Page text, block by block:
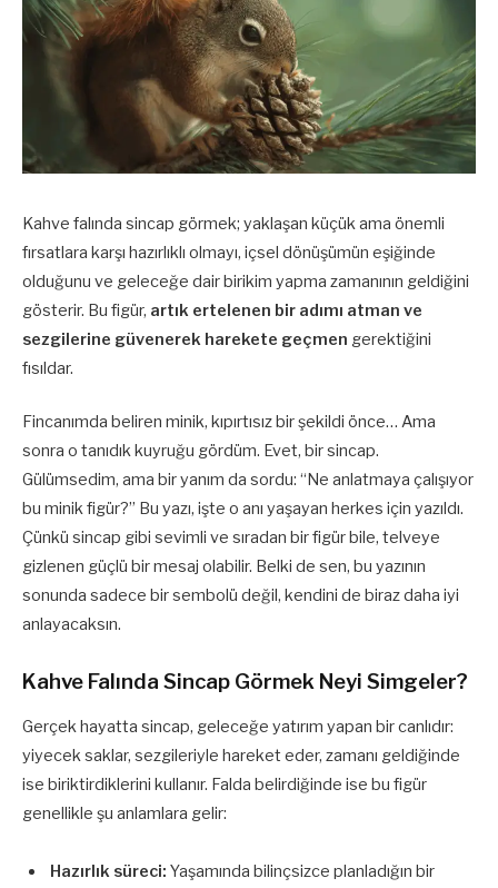
Kahve falında sincap görmek; yaklaşan küçük ama önemli
fırsatlara karşı hazırlıklı olmayı, içsel dönüşümün eşiğinde
olduğunu ve geleceğe dair birikim yapma zamanının geldiğini
gösterir. Bu figür, artık ertelenen bir adımı atman ve
sezgilerine güvenerek harekete geçmen gerektiğini
fısıldar.
Fincanımda beliren minik, kıpırtısız bir şekildi önce… Ama
sonra o tanıdık kuyruğu gördüm. Evet, bir sincap.
Gülümsedim, ama bir yanım da sordu: “Ne anlatmaya çalışıyor
bu minik figür?” Bu yazı, işte o anı yaşayan herkes için yazıldı.
Çünkü sincap gibi sevimli ve sıradan bir figür bile, telveye
gizlenen güçlü bir mesaj olabilir. Belki de sen, bu yazının
sonunda sadece bir sembolü değil, kendini de biraz daha iyi
anlayacaksın.
Kahve Falında Sincap Görmek Neyi Simgeler?
Gerçek hayatta sincap, geleceğe yatırım yapan bir canlıdır:
yiyecek saklar, sezgileriyle hareket eder, zamanı geldiğinde
ise biriktirdiklerini kullanır. Falda belirdiğinde ise bu figür
genellikle şu anlamlara gelir:
Hazırlık süreci: Yaşamında bilinçsizce planladığın bir